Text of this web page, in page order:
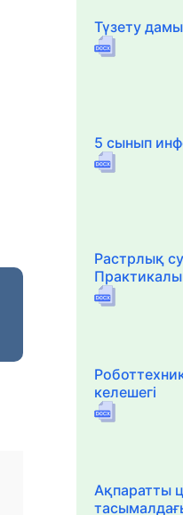
Түзету
5 сынып
Растрлық
келешегі
Ақпаратты